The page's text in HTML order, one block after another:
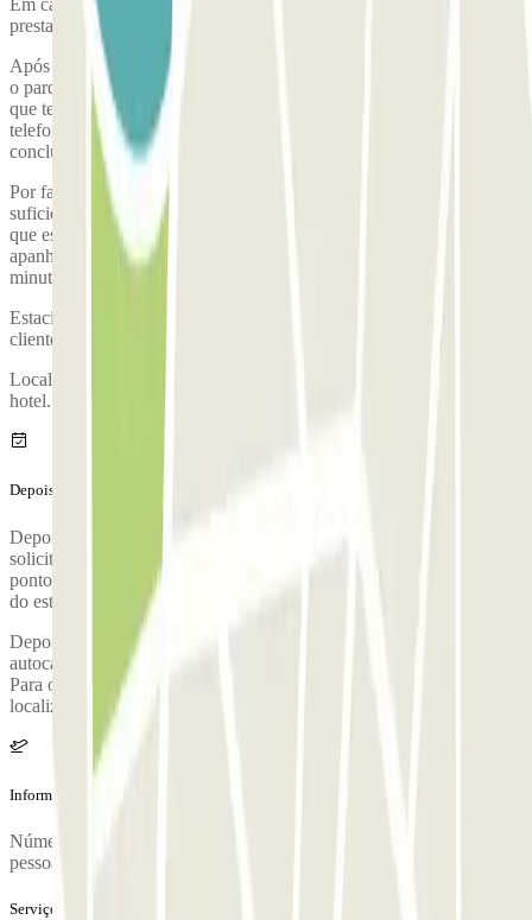
Em caso de dúvida, não hesite em contactar diretamente o hotel que
presta o serviço.
Após concluíres a tua reserva na Parclick, é necessário que contactes
o parque de estacionamento para reservares um lugar na camioneta
que te transportará desde o parque até ao aeroporto. O número de
telefone do parque de estacionamento será fornecido assim que
concluíres a reserva.
Por favor, chega ao parque de estacionamento com antecedência
suficiente. Tem em consideração que o processo de check-in, desde
que estacionas, passando pela comprovação da tua reserva e até que
apanhas a camioneta para o aeroporto, dura aproximadamente 10
minutos
Estaciona o teu veículo e dirige-te ao posto de atendimento ao
cliente para validares a tua reserva.
Localização do posto de atendimento ao cliente: no rés-do-chão do
hotel.
Depois da tua viagem
Depois de pegar as suas malas, ligue para o estacionamento para
solicitar a coleta. Durante a chamada, uma pessoa irá confirmar o
ponto de encontro no terminal do aeroporto. O número de telefone
do estacionamento será fornecido após a reserva ser feita.
Depois de ter recolhido as suas bagagens, dirija-se à paragem de
autocarro correspondente. Terminal T1 Terminal T2 Terminal T4
Para obter instruções completas sobre o serviço de transfer e a
localização do ponto de
Informação adicional
Número máximo de passageiros por vaivém: 9 Pagará 6 euros por
pessoa adicional.
Serviços extra (não incluídos no preço)